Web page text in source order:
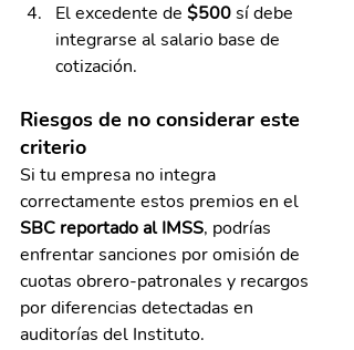
El excedente de $500 sí debe
integrarse al salario base de
cotización.
Riesgos de no considerar este
criterio
Si tu empresa no integra
correctamente estos premios en el
SBC reportado al IMSS, podrías
enfrentar sanciones por omisión de
cuotas obrero-patronales y recargos
por diferencias detectadas en
auditorías del Instituto.